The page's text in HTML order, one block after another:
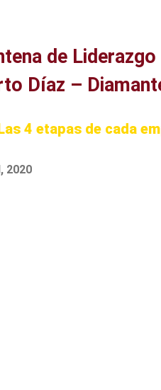
de
Díaz –
4 etapas de cada
2020